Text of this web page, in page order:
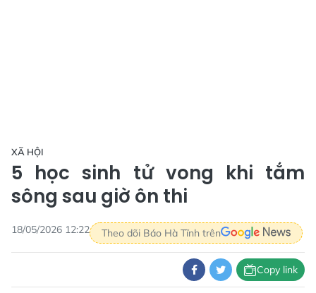
XÃ HỘI
5 học sinh tử vong khi tắm
sông sau giờ ôn thi
18/05/2026 12:22 Theo dõi Báo Hà Tĩnh trên
Copy link